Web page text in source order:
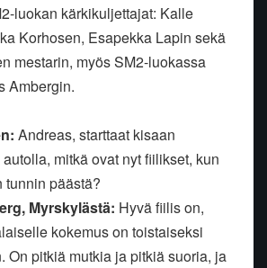
luokan kärkikuljettajat: Kalle
Korhosen, Esapekka Lapin sekä
mestarin, myös SM2-luokassa
Ambergin.
Andreas, starttaat kisaan
mitkä ovat nyt fiilikset, kun
tunnin päästä?
Myrskylästä: Hyvä fiilis on,
kokemus on toistaiseksi
On pitkiä mutkia ja pitkiä suoria, ja